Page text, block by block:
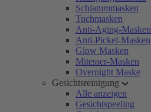
Schlammmasken
Tuchmasken
Anti-Aging-Masken
Anti-Pickel-Masken
Glow Masken
Mitesser-Masken
Overnight Maske
Gesichtsreinigung
Alle anzeigen
Gesichtspeeling